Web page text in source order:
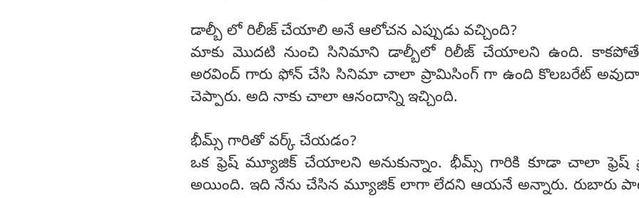
డాల్బీ లో రిలీజ్ చేయాలి అనే ఆలోచన ఎప్పుడు వచ్చింది?
మాకు మొదటి నుంచి సినిమాని డాల్బీలో రిలీజ్ చేయాలని ఉంది. కాకపోతే
అరవింద్ గారు ఫోన్ చేసి సినిమా చాలా ప్రామిసింగ్ గా ఉంది కొలబరేట్
చెప్పారు. అది నాకు చాలా ఆనందాన్ని ఇచ్చింది.
భీమ్స్ గారితో వర్క్ చేయడం?
ఒక ఫ్రెష్ మ్యూజిక్ చేయాలని అనుకున్నాం. భీమ్స్ గారికి కూడా చాలా ఫ్రెష్
అయింది. ఇది నేను చేసిన మ్యూజిక్ లాగా లేదని ఆయనే అన్నారు. రుబారు